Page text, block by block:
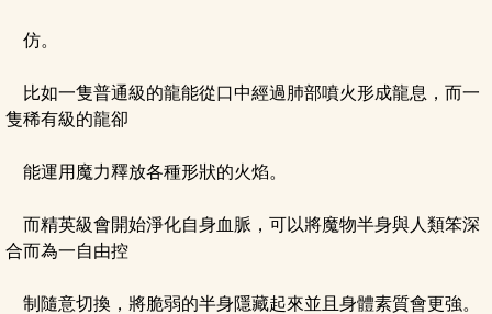
仿。
比如一隻普通級的龍能從口中經過肺部噴火形成龍息，而一
隻稀有級的龍卻
能運用魔力釋放各種形狀的火焰。
而精英級會開始淨化自身血脈，可以將魔物半身與人類笨深
合而為一自由控
制隨意切換，將脆弱的半身隱藏起來並且身體素質會更強。